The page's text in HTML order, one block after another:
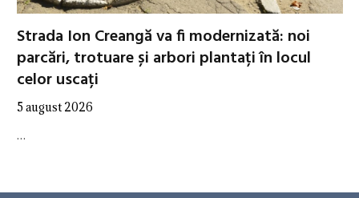
Strada Ion Creangă va fi modernizată: noi
parcări, trotuare și arbori plantați în locul
celor uscați
5 august 2026
…